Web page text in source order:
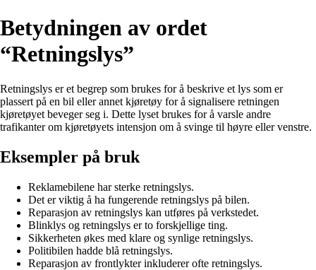
Betydningen av ordet
“Retningslys”
Retningslys er et begrep som brukes for å beskrive et lys som er
plassert på en bil eller annet kjøretøy for å signalisere retningen
kjøretøyet beveger seg i. Dette lyset brukes for å varsle andre
trafikanter om kjøretøyets intensjon om å svinge til høyre eller venstre.
Eksempler på bruk
Reklamebilene har sterke retningslys.
Det er viktig å ha fungerende retningslys på bilen.
Reparasjon av retningslys kan utføres på verkstedet.
Blinklys og retningslys er to forskjellige ting.
Sikkerheten økes med klare og synlige retningslys.
Politibilen hadde blå retningslys.
Reparasjon av frontlykter inkluderer ofte retningslys.